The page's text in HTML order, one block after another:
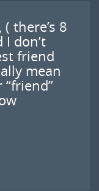
there’s 8
I don’t
friend
mean